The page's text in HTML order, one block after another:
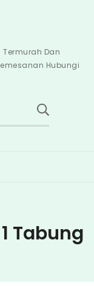
Termurah Dan
Hubungi
Tabung